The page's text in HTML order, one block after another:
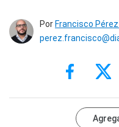
Por Francisco